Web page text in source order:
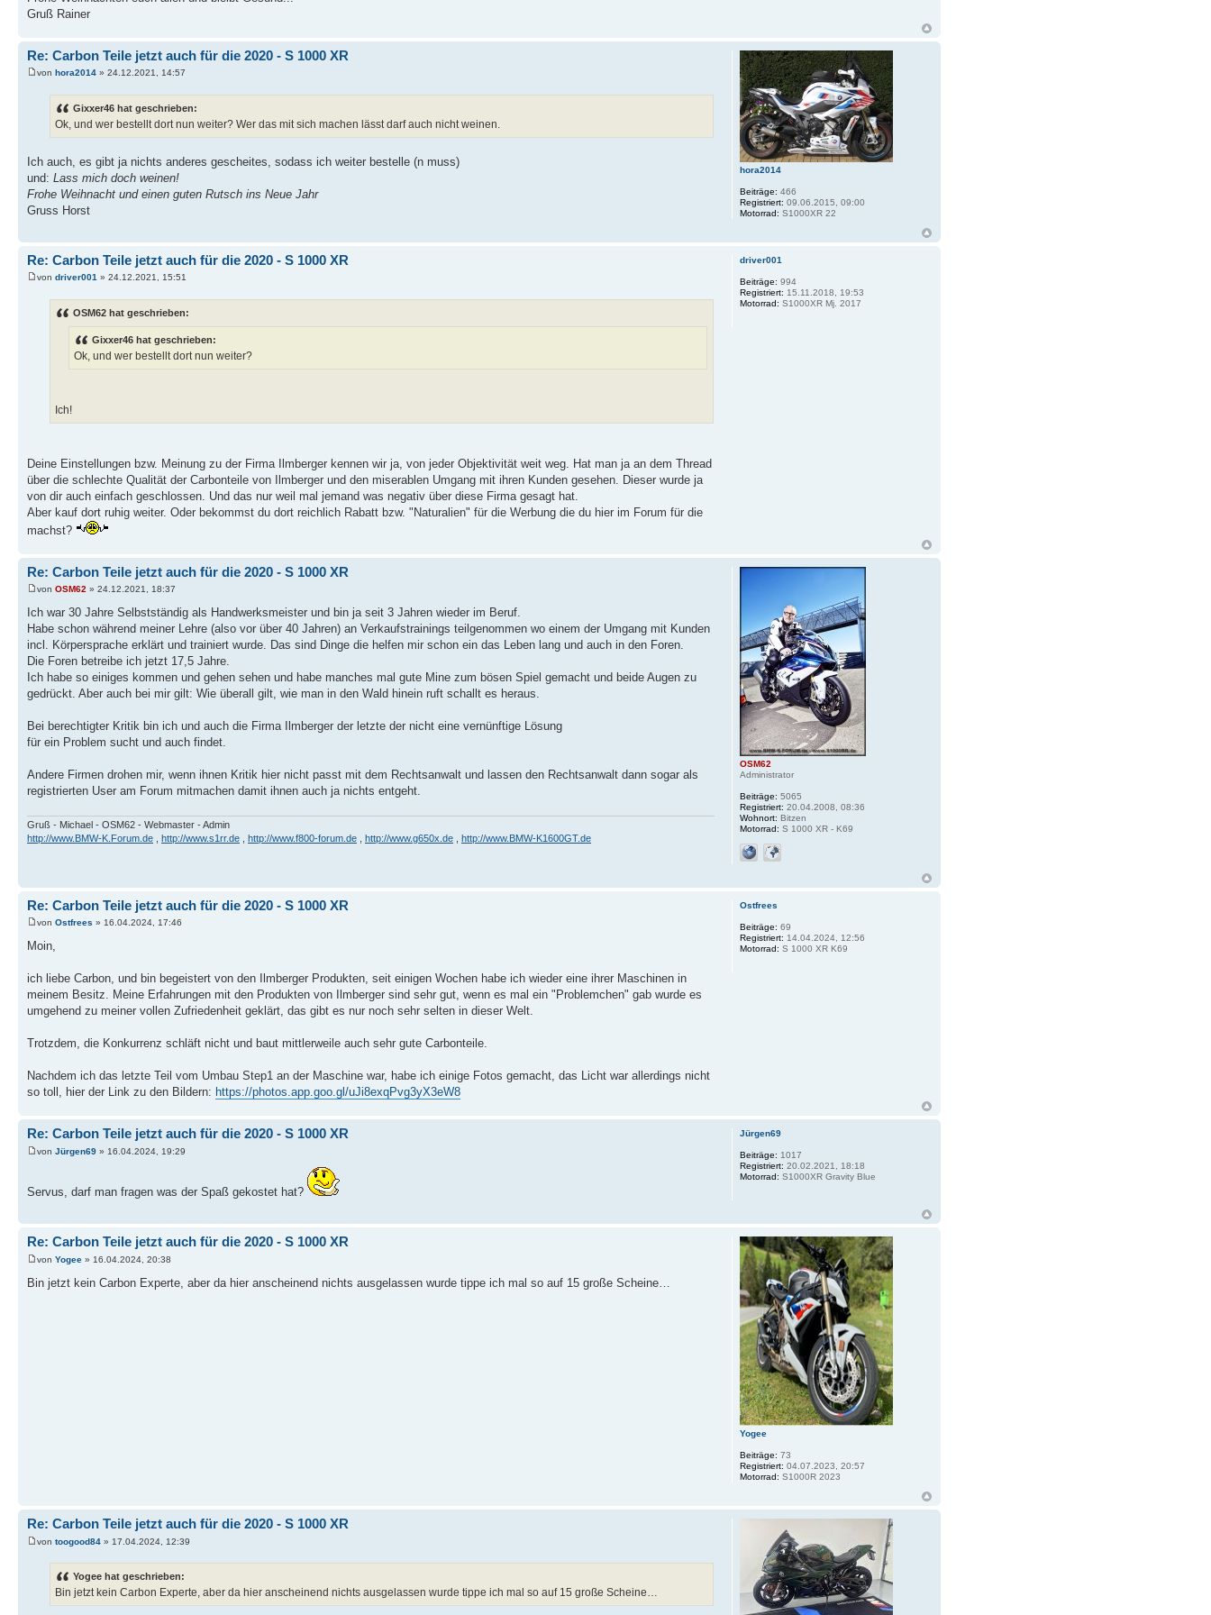
Gruß Rainer
Re: Carbon Teile jetzt auch für die 2020 - S 1000 XR
von hora2014 » 24.12.2021, 14:57
Gixxer46 hat geschrieben:
Ok, und wer bestellt dort nun weiter? Wer das mit sich machen lässt darf auch nicht weinen.
Ich auch, es gibt ja nichts anderes gescheites, sodass ich weiter bestelle (n muss)
und: Lass mich doch weinen!
Frohe Weihnacht und einen guten Rutsch ins Neue Jahr
Gruss Horst
hora2014
Beiträge: 466
Registriert: 09.06.2015, 09:00
Motorrad: S1000XR 22
Re: Carbon Teile jetzt auch für die 2020 - S 1000 XR
von driver001 » 24.12.2021, 15:51
OSM62 hat geschrieben:
Gixxer46 hat geschrieben:
Ok, und wer bestellt dort nun weiter?
Ich!
Deine Einstellungen bzw. Meinung zu der Firma Ilmberger kennen wir ja, von jeder Objektivität weit weg. Hat man ja an dem Thread
über die schlechte Qualität der Carbonteile von Ilmberger und den miserablen Umgang mit ihren Kunden gesehen. Dieser wurde ja
von dir auch einfach geschlossen. Und das nur weil mal jemand was negativ über diese Firma gesagt hat.
Aber kauf dort ruhig weiter. Oder bekommst du dort reichlich Rabatt bzw. "Naturalien" für die Werbung die du hier im Forum für die
machst?
driver001
Beiträge: 994
Registriert: 15.11.2018, 19:53
Motorrad: S1000XR Mj. 2017
Re: Carbon Teile jetzt auch für die 2020 - S 1000 XR
von OSM62 » 24.12.2021, 18:37
Ich war 30 Jahre Selbstständig als Handwerksmeister und bin ja seit 3 Jahren wieder im Beruf.
Habe schon während meiner Lehre (also vor über 40 Jahren) an Verkaufstrainings teilgenommen wo einem der Umgang mit Kunden
incl. Körpersprache erklärt und trainiert wurde. Das sind Dinge die helfen mir schon ein das Leben lang und auch in den Foren.
Die Foren betreibe ich jetzt 17,5 Jahre.
Ich habe so einiges kommen und gehen sehen und habe manches mal gute Mine zum bösen Spiel gemacht und beide Augen zu
gedrückt. Aber auch bei mir gilt: Wie überall gilt, wie man in den Wald hinein ruft schallt es heraus.
Bei berechtigter Kritik bin ich und auch die Firma Ilmberger der letzte der nicht eine vernünftige Lösung
für ein Problem sucht und auch findet.
Andere Firmen drohen mir, wenn ihnen Kritik hier nicht passt mit dem Rechtsanwalt und lassen den Rechtsanwalt dann sogar als
registrierten User am Forum mitmachen damit ihnen auch ja nichts entgeht.
Gruß - Michael - OSM62 - Webmaster - Admin
http://www.BMW-K.Forum.de
http://www.s1rr.de http://www.f800-forum.de http://www.g650x.de http://www.BMW-K1600GT.de
OSM62
Administrator
Beiträge: 5065
Registriert: 20.04.2008, 08:36
Wohnort: Bitzen
Motorrad: S 1000 XR - K69
Re: Carbon Teile jetzt auch für die 2020 - S 1000 XR
von Ostfrees » 16.04.2024, 17:46
Moin,
ich liebe Carbon, und bin begeistert von den Ilmberger Produkten, seit einigen Wochen habe ich wieder eine ihrer Maschinen in
meinem Besitz. Meine Erfahrungen mit den Produkten von Ilmberger sind sehr gut, wenn es mal ein "Problemchen" gab wurde es
umgehend zu meiner vollen Zufriedenheit geklärt, das gibt es nur noch sehr selten in dieser Welt.
Trotzdem, die Konkurrenz schläft nicht und baut mittlerweile auch sehr gute Carbonteile.
Nachdem ich das letzte Teil vom Umbau Step1 an der Maschine war, habe ich einige Fotos gemacht, das Licht war allerdings nicht
so toll, hier der Link zu den Bildern: https://photos.app.goo.gl/uJi8exqPvg3yX3eW8
Ostfrees
Beiträge: 69
Registriert: 14.04.2024, 12:56
Motorrad: S 1000 XR K69
Re: Carbon Teile jetzt auch für die 2020 - S 1000 XR
von Jürgen69 » 16.04.2024, 19:29
Servus, darf man fragen was der Spaß gekostet hat?
Jürgen69
Beiträge: 1017
Registriert: 20.02.2021, 18:18
Motorrad: S1000XR Gravity Blue
Re: Carbon Teile jetzt auch für die 2020 - S 1000 XR
von Yogee » 16.04.2024, 20:38
Bin jetzt kein Carbon Experte, aber da hier anscheinend nichts ausgelassen wurde tippe ich mal so auf 15 große Scheine…
Yogee
Beiträge: 73
Registriert: 04.07.2023, 20:57
Motorrad: S1000R 2023
Re: Carbon Teile jetzt auch für die 2020 - S 1000 XR
von toogood84 » 17.04.2024, 12:39
Yogee hat geschrieben:
Bin jetzt kein Carbon Experte, aber da hier anscheinend nichts ausgelassen wurde tippe ich mal so auf 15 große Scheine…